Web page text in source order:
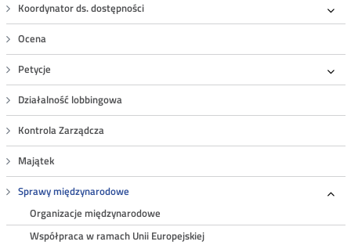
Koordynator ds. dostępności
Ocena
Petycje
Działalność lobbingowa
Kontrola Zarządcza
Majątek
Sprawy międzynarodowe
Organizacje międzynarodowe
Współpraca w ramach Unii Europejskiej